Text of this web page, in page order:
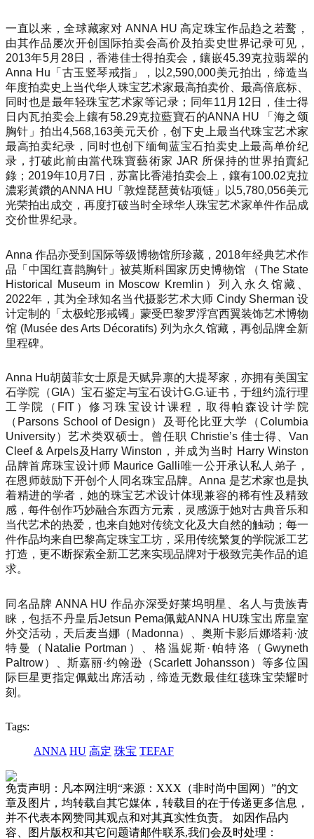
一直以来，全球藏家对 ANNA HU 高定珠宝作品趋之若鹜，
由其作品屡次开创国际拍卖会高价及拍卖史世界记录可见，
2013年5月28日，香港佳士得拍卖会，鑲嵌45.39克拉翡翠的
Anna Hu「古玉竖琴戒指」，以2,590,000美元拍出，缔造当
年度拍卖史上当代华人珠宝艺术家最高拍卖价、最高倍底标、
同时也是最年轻珠宝艺术家等记录；同年11月12日，佳士得
日内瓦拍卖会上鑲有58.29克拉藍寶石的ANNA HU 「海之颂
胸针」拍出4,568,163美元天价，创下史上最当代珠宝艺术家
最高拍卖纪录，同时也创下缅甸蓝宝石拍卖史上最高单价纪
录，打破此前由當代珠寶藝術家 JAR 所保持的世界拍賣紀
錄；2019年10月7日，苏富比香港拍卖会上，鑲有100.02克拉
濃彩黃鑽的ANNA HU「敦煌琵琶黄钻项链」以5,780,056美元
光荣拍出成交，再度打破当时全球华人珠宝艺术家单件作品成
交价世界纪录。
Anna 作品亦受到国际等级博物馆所珍藏，2018年经典艺术作
品「中国红喜鹊胸针」被莫斯科国家历史博物馆 （The State
Historical Museum in Moscow Kremlin）列入永久馆藏、
2022年，其为全球知名当代摄影艺术大师 Cindy Sherman 设
计定制的「太极蛇形戒镯」蒙受巴黎罗浮宫西翼装饰艺术博物
馆 (Musée des Arts Décoratifs) 列为永久馆藏，再创品牌全新
里程碑。
Anna Hu胡茵菲女士原是天赋异禀的大提琴家，亦拥有美国宝
石学院（GIA）宝石鉴定与宝石设计G.G.证书，于纽约流行理
工学院（FIT）修习珠宝设计课程，取得帕森设计学院
（Parsons School of Design）及哥伦比亚大学（Columbia
University）艺术类双硕士。曾任职 Christie’s 佳士得、Van
Cleef & Arpels及Harry Winston，并成为当时 Harry Winston
品牌首席珠宝设计师 Maurice Galli唯一公开承认私人弟子，
在恩师鼓励下开创个人同名珠宝品牌。Anna 是艺术家也是执
着精进的学者，她的珠宝艺术设计体现兼容的稀有性及精致
感，每件创作巧妙融合东西方元素，灵感源于她对古典音乐和
当代艺术的热爱，也来自她对传统文化及大自然的触动；每一
件作品均来自巴黎高定珠宝工坊，采用传统繁复的学院派工艺
打造，更不断探索全新工艺来实现品牌对于极致完美作品的追
求。
同名品牌 ANNA HU 作品亦深受好莱坞明星、名人与贵族青
睐，包括不丹皇后Jetsun Pema佩戴ANNA HU珠宝出席皇室
外交活动，天后麦当娜（Madonna）、奥斯卡影后娜塔莉·波
特曼（Natalie Portman）、格温妮斯·帕特洛（Gwyneth
Paltrow）、斯嘉丽·约翰逊（Scarlett Johansson）等多位国
际巨星更指定佩戴出席活动，缔造无数最佳红毯珠宝荣耀时
刻。
Tags:
ANNA HU 高定 珠宝 TEFAF
免责声明：凡本网注明“来源：XXX（非时尚中国网）”的文
章及图片，均转载自其它媒体，转载目的在于传递更多信息，
并不代表本网赞同其观点和对其真实性负责。 如因作品内
容、图片版权和其它问题请邮件联系,我们会及时处理：